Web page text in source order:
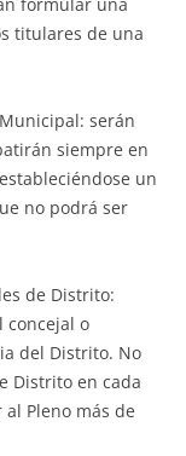
titulares de una
serán
siempre en
un
no podrá ser
de Distrito:
concejal o
del Distrito. No
Distrito en cada
Pleno más de